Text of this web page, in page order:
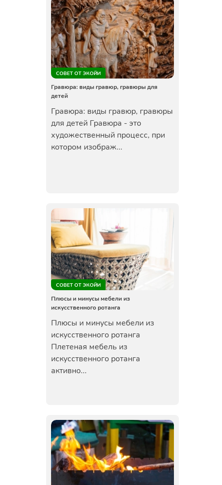
СОВЕТ ОТ ЭКОЙИ
Гравюра: виды гравюр, гравюры для
детей
Гравюра: виды гравюр, гравюры
для детей Гравюра - это
художественный процесс, при
котором изображ...
СОВЕТ ОТ ЭКОЙИ
Плюсы и минусы мебели из
искусственного ротанга
Плюсы и минусы мебели из
искусственного ротанга
Плетеная мебель из
искусственного ротанга
активно...